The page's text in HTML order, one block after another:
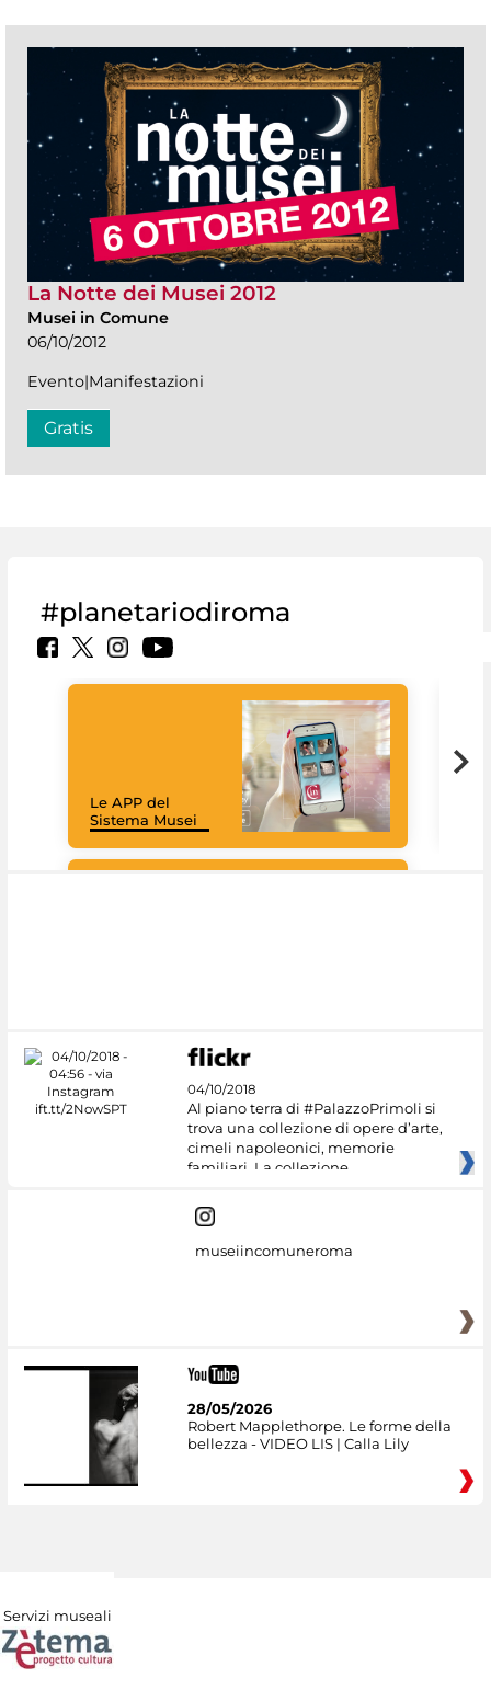
La Notte dei Musei 2012
Musei in Comune
06/10/2012
Evento|Manifestazioni
Gratis
#planetariodiroma
Le APP del
Sistema Musei
04/10/2018
Al piano terra di #PalazzoPrimoli si
trova una collezione di opere d’arte,
cimeli napoleonici, memorie
familiari. La collezione
museiincomuneroma
28/05/2026
Robert Mapplethorpe. Le forme della
bellezza - VIDEO LIS | Calla Lily
Servizi museali